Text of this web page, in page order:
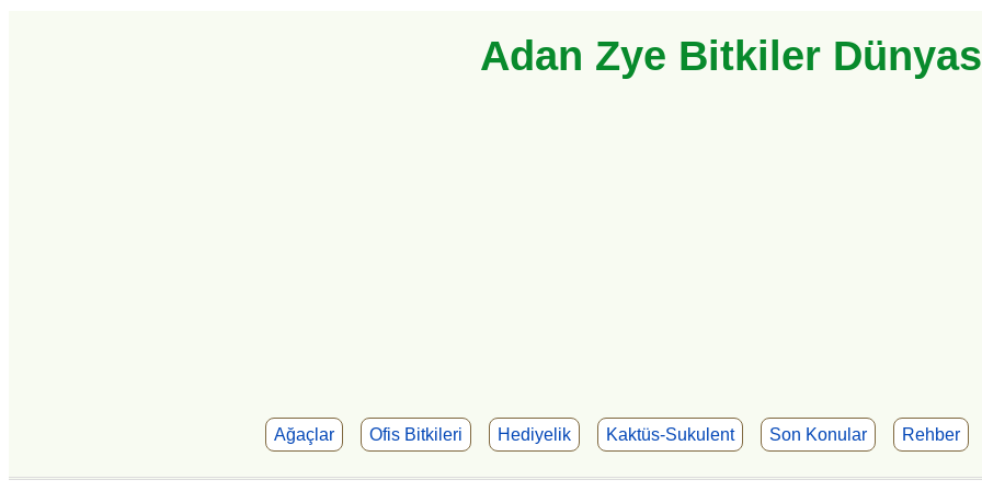
Adan Zye Bitkiler
Ağaçlar Ofis Bitkileri Hediyelik Kaktüs-Sukulent Son Konular Rehber